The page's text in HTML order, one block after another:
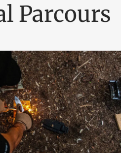
Parcours